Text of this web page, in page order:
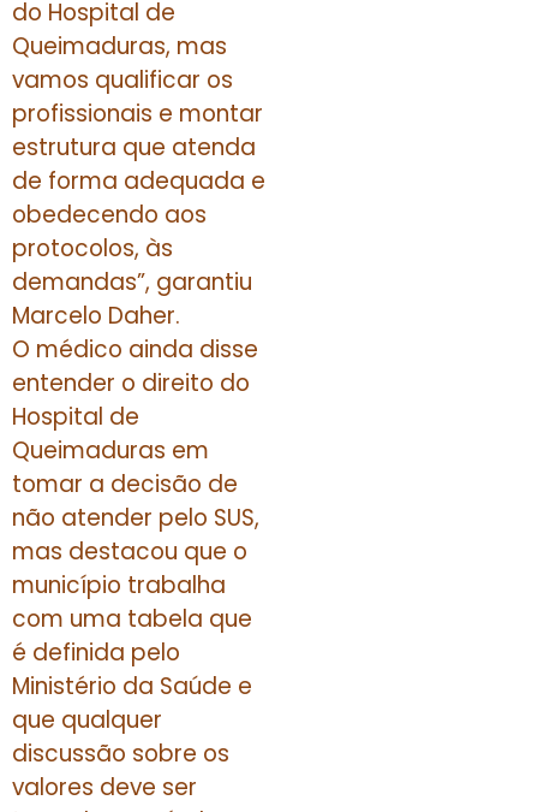
do Hospital de
Queimaduras, mas
vamos qualificar os
profissionais e montar
estrutura que atenda
de forma adequada e
obedecendo aos
protocolos, às
demandas”, garantiu
Marcelo Daher.
O médico ainda disse
entender o direito do
Hospital de
Queimaduras em
tomar a decisão de
não atender pelo SUS,
mas destacou que o
município trabalha
com uma tabela que
é definida pelo
Ministério da Saúde e
que qualquer
discussão sobre os
valores deve ser